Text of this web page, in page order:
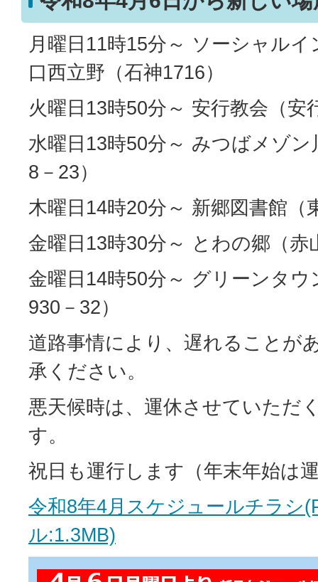
月曜日11時15分～ ソーシャル
口西立野（石神1716）
火曜日13時50分～ 安行教会（安
水曜日13時50分～ みつばメゾン
8－23）
木曜日14時20分～ 新郷図書館（
金曜日13時30分～ とわの郷（赤
金曜日14時50分～ グリーンタウ
930－32）
道路事情により、遅れることが
承ください。
悪天候時は、運休させていただ
す。
祝日も運行します（年末年始は
令和8年4月スケジュールチラシ
ル:1.3MB)